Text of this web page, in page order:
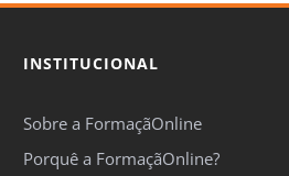
INSTITUCIONAL
Sobre a FormaçãOnline
Porquê a FormaçãOnline?